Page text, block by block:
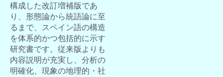
構成した改訂増補版であ
り、形態論から統語論に至
るまで、スペイン語の構造
を体系的かつ包括的に示す
研究書です。従来版よりも
内容説明が充実し、分析の
明確化、現象の地理的・社